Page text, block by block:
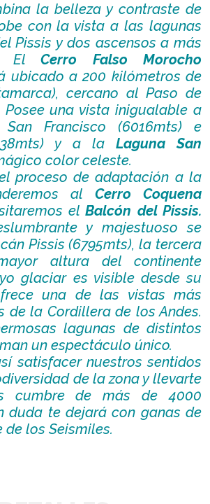
la belleza y contraste de
con la vista a las lagunas
Pissis y dos ascensos a más
ElCerro Falso Morocho
ubicado a 200 kilómetros de
cercano al Paso de
Posee una vista inigualable a
Francisco (6016mts) e
y a la Laguna San
color celeste.
proceso de adaptación a la
al Cerro Coquena
elBalcón del Pissis.
y majestuoso se
Pissis (6795mts), la tercera
altura del continente
glaciar es visible desde su
una de las vistas más
de la Cordillera de los Andes.
lagunas de distintos
un espectáculo único.
satisfacer nuestros sentidos
de la zona y llevarte
cumbre de más de 4000
duda te dejará con ganas de
de los Seismiles.